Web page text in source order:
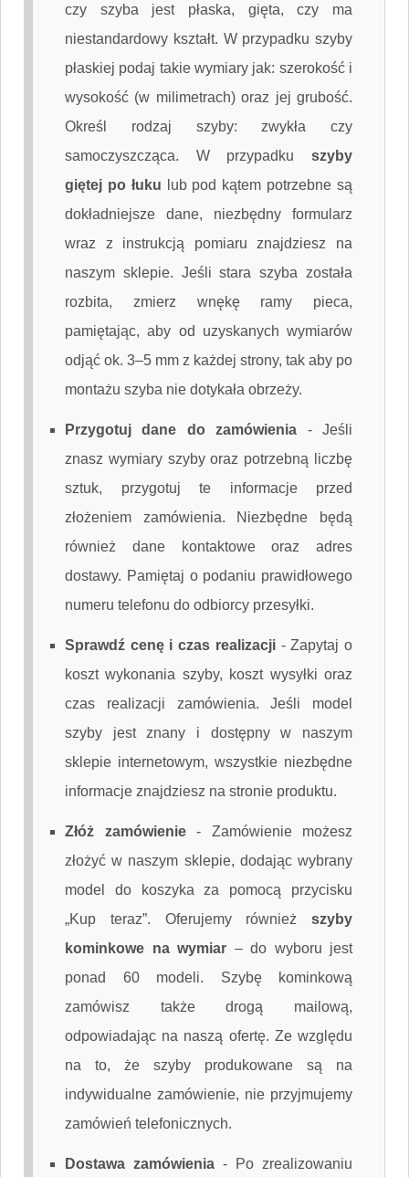
czy szyba jest płaska, gięta, czy ma
niestandardowy kształt. W przypadku szyby
płaskiej podaj takie wymiary jak: szerokość i
wysokość (w milimetrach) oraz jej grubość.
Określ rodzaj szyby: zwykła czy
samoczyszcząca. W przypadku szyby
giętej po łuku lub pod kątem potrzebne są
dokładniejsze dane, niezbędny formularz
wraz z instrukcją pomiaru znajdziesz na
naszym sklepie. Jeśli stara szyba została
rozbita, zmierz wnękę ramy pieca,
pamiętając, aby od uzyskanych wymiarów
odjąć ok. 3–5 mm z każdej strony, tak aby po
montażu szyba nie dotykała obrzeży.
Przygotuj dane do zamówienia -Jeśli
znasz wymiary szyby oraz potrzebną liczbę
sztuk, przygotuj te informacje przed
złożeniem zamówienia. Niezbędne będą
również dane kontaktowe oraz adres
dostawy. Pamiętaj o podaniu prawidłowego
numeru telefonu do odbiorcy przesyłki.
Sprawdź cenę i czas realizacji-Zapytaj o
koszt wykonania szyby, koszt wysyłki oraz
czas realizacji zamówienia. Jeśli model
szyby jest znany i dostępny w naszym
sklepie internetowym, wszystkie niezbędne
informacje znajdziesz na stronie produktu.
Złóż zamówienie- Zamówienie możesz
złożyć w naszym sklepie, dodając wybrany
model do koszyka za pomocą przycisku
„Kup teraz”. Oferujemy również szyby
kominkowe na wymiar – do wyboru jest
ponad 60 modeli. Szybę kominkową
zamówisz także drogą mailową,
odpowiadając na naszą ofertę. Ze względu
na to, że szyby produkowane są na
indywidualne zamówienie, nie przyjmujemy
zamówień telefonicznych.
Dostawa zamówienia -
Po zrealizowaniu